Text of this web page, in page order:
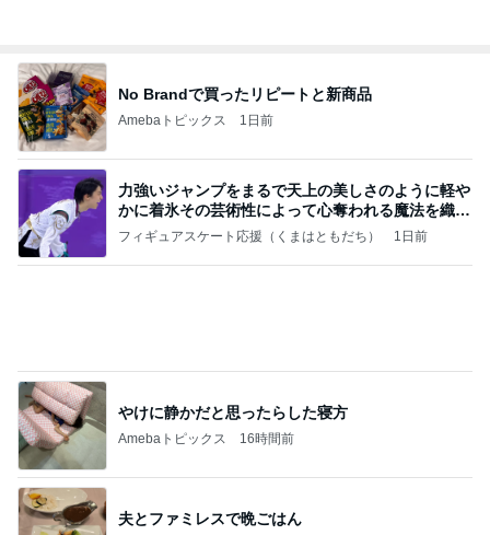
No Brandで買ったリピートと新商品
Amebaトピックス 1日前
力強いジャンプをまるで天上の美しさのように軽や
かに着氷その芸術性によって心奪われる魔法を織り
なす
フィギュアスケート応援（くまはともだち） 1日前
やけに静かだと思ったらした寝方
Amebaトピックス 16時間前
夫とファミレスで晩ごはん